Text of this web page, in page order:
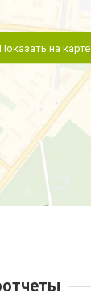
Показать на карте